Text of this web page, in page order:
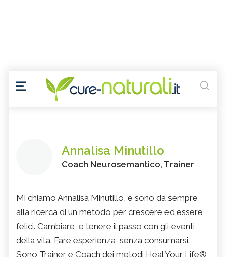
Annalisa Minutillo
Coach Neurosemantico, Trainer
Mi chiamo Annalisa Minutillo, e sono da sempre
alla ricerca di un metodo per crescere ed essere
felici. Cambiare, e tenere il passo con gli eventi
della vita. Fare esperienza, senza consumarsi.
Sono Trainer e Coach dei metodi Heal Your Life®